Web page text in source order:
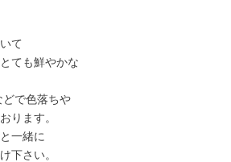
て
ても鮮やかな
で色落ちや
ります。
一緒に
下さい。